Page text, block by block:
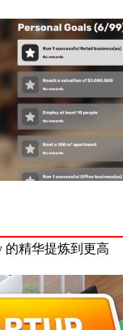
的精华提炼到更高